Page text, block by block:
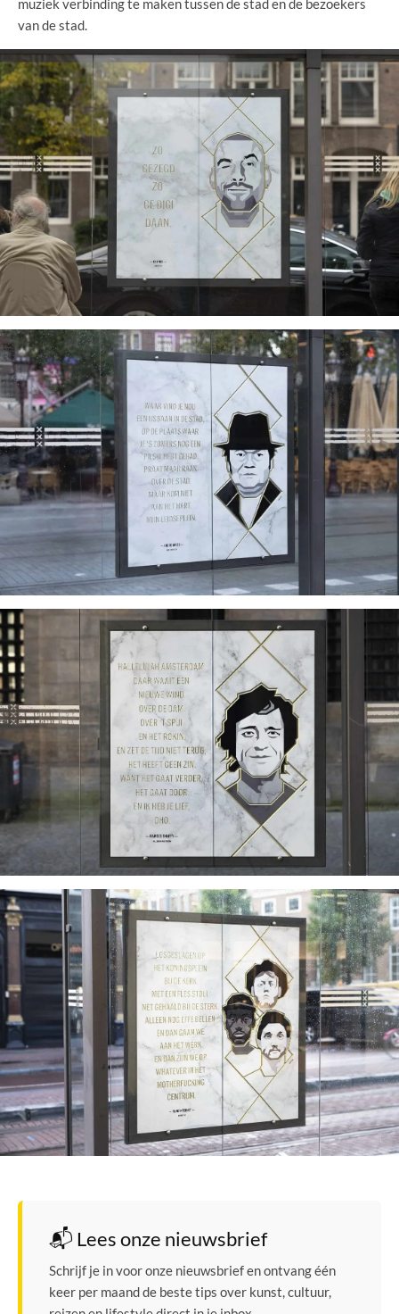
muziek verbinding te maken tussen de stad en de bezoekers
van de stad.
📬 Lees onze nieuwsbrief
Schrijf je in voor onze nieuwsbrief en ontvang één
keer per maand de beste tips over kunst, cultuur,